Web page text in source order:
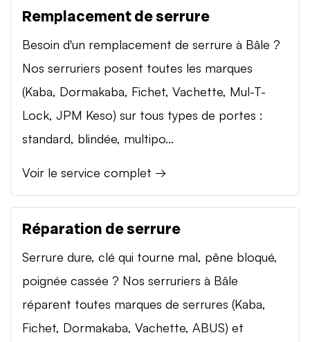
Remplacement de serrure
Besoin d'un remplacement de serrure à Bâle ?
Nos serruriers posent toutes les marques
(Kaba, Dormakaba, Fichet, Vachette, Mul-T-
Lock, JPM Keso) sur tous types de portes :
standard, blindée, multipo...
Voir le service complet →
Réparation de serrure
Serrure dure, clé qui tourne mal, pêne bloqué,
poignée cassée ? Nos serruriers à Bâle
réparent toutes marques de serrures (Kaba,
Fichet, Dormakaba, Vachette, ABUS) et